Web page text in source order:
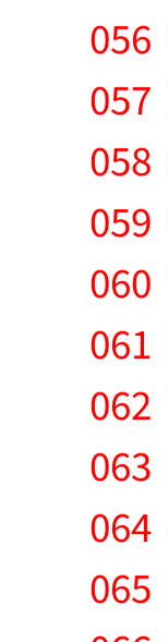
056
057
058
059
060
061
062
063
064
065